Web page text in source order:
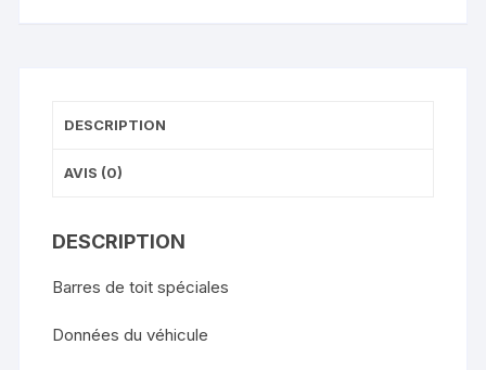
DESCRIPTION
AVIS (0)
DESCRIPTION
Barres de toit spéciales
Données du véhicule